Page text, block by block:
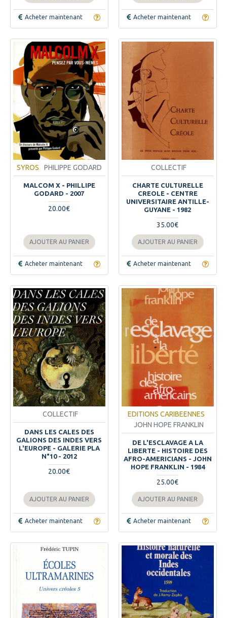
Acheter maintenant Acheter maintenant
SYROS PHILIPPE GODARD
MALCOM X - PHILLIPE
GODARD - 2007
20.00€
AJOUTER AU PANIER
Acheter maintenant
COLLECTIF
CHARTE CULTURELLE
CREOLE - CENTRE
UNIVERSITAIRE ANTILLE-
GUYANE - 1982
35.00€
AJOUTER AU PANIER
Acheter maintenant
COLLECTIF
DANS LES CALES DES
GALIONS DES INDES VERS
L'EUROPE - GALERIE PLA
N°10 - 2012
20.00€
AJOUTER AU PANIER
Acheter maintenant
EDITIONS CARIBEENNES
JOHN HOPE FRANKLIN
DE L'ESCLAVAGE A LA
LIBERTE - HISTOIRE DES
AFRO-AMERICIANS - JOHN
HOPE FRANKLIN - 1984
25.00€
AJOUTER AU PANIER
Acheter maintenant